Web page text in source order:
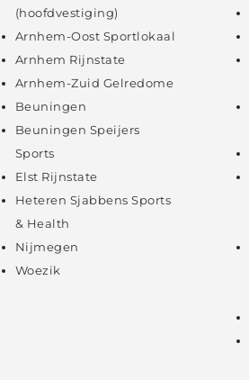
(hoofdvestiging)
Arnhem-Oost Sportlokaal
Arnhem Rijnstate
Arnhem-Zuid Gelredome
Beuningen
Beuningen Speijers
Sports
Elst Rijnstate
Heteren Sjabbens Sports
& Health
Nijmegen
Woezik